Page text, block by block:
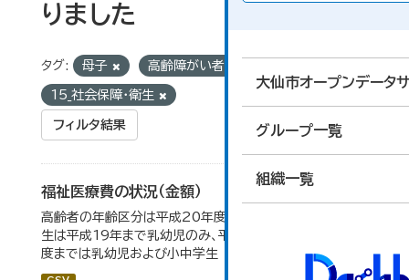
大仙市オープンデータ
グループ一覧
組織一覧
りました
タグ: 母子 高齢障がい者
15_社会保障・衛生
フィルタ結果
福祉医療費の状況（金額）
高齢者の年齢区分は平成20年度から変更 乳幼児・小中高
生は平成19年まで乳幼児のみ、平成20年度から令和元年
度までは乳幼児および小中学生